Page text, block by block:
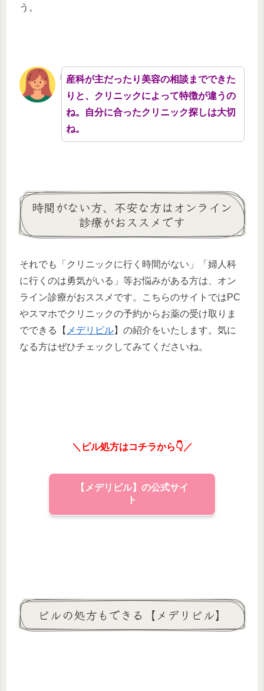
う。
産科が主だったり美容の相談までできた
りと、クリニックによって特徴が違うの
ね。自分に合ったクリニック探しは大切
ね。
時間がない方、不安な方はオンライン
診療がおススメです
それでも「クリニックに行く時間がない」「婦人科
に行くのは勇気がいる」等お悩みがある方は、オン
ライン診療がおススメです。こちらのサイトではPC
やスマホでクリニックの予約からお薬の受け取りま
でできる【 メデリピル】の紹介をいたします。気に
なる方はぜひチェックしてみてくださいね。
＼ピル処方はコチラから👇／
【メデリピル】の公式サイ
ト
ピルの処方もできる【メデリピル】